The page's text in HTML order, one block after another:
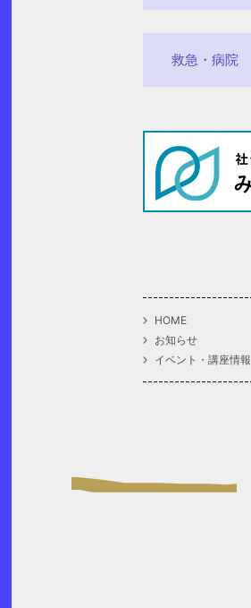
救急・病院
HOME
お知らせ
イベント・講座情報